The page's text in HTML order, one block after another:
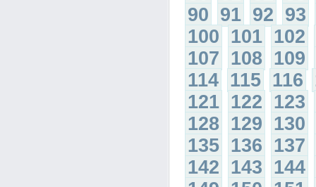
90 91 92 93
100 101 102
107 108 109
114 115 116
121 122 123
128 129 130
135 136 137
142 143 144